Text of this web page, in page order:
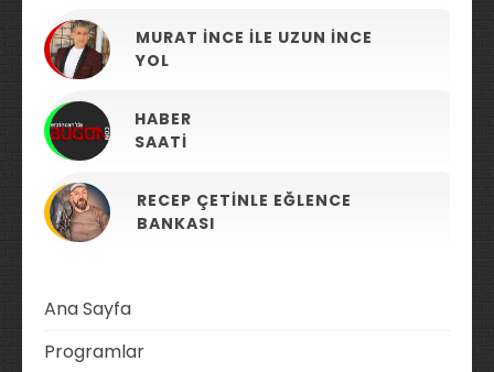
MURAT İNCE ILE UZUN İNCE
YOL
HABER
SAATI
RECEP ÇETINLE EĞLENCE
BANKASI
Ana Sayfa
Programlar